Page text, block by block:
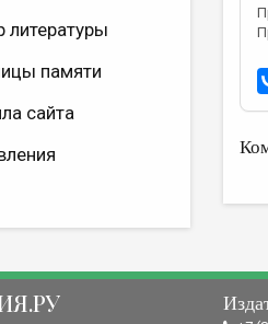
литературы
памяти
сайта